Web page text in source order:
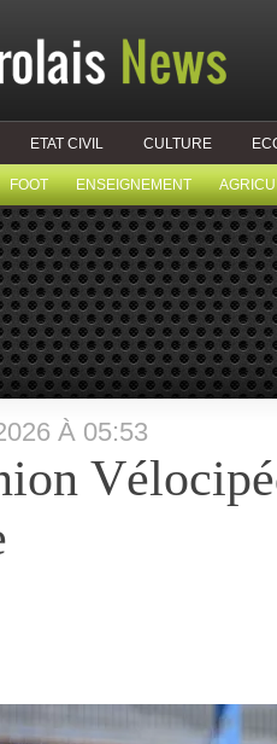
ETAT CIVIL CULTURE
FOOT ENSEIGNEMENT
À 05:53